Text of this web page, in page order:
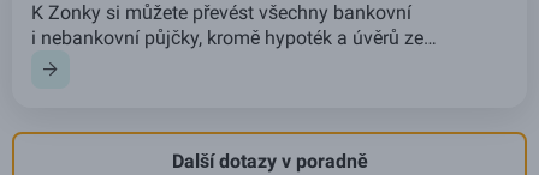
K Zonky si můžete převést všechny bankovní
i nebankovní půjčky, kromě hypoték a úvěrů ze
stavebního spoření.
Další dotazy v poradně